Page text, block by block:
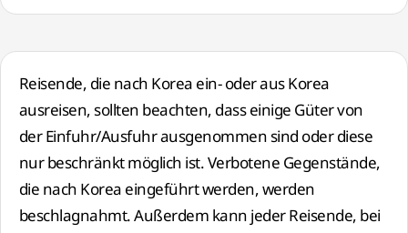
Reisende, die nach Korea ein- oder aus Korea
ausreisen, sollten beachten, dass einige Güter von
der Einfuhr/Ausfuhr ausgenommen sind oder diese
nur beschränkt möglich ist. Verbotene Gegenstände,
die nach Korea eingeführt werden, werden
beschlagnahmt. Außerdem kann jeder Reisende, bei